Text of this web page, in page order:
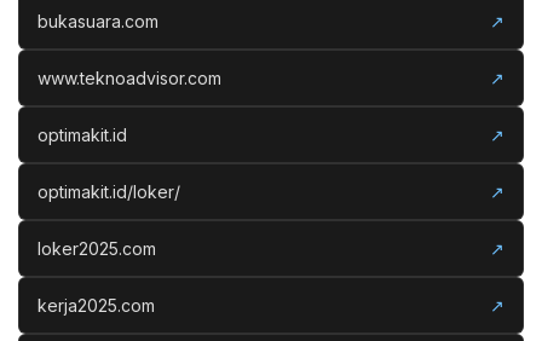
bukasuara.com ↗
www.teknoadvisor.com ↗
optimakit.id ↗
optimakit.id/loker/ ↗
loker2025.com ↗
kerja2025.com ↗